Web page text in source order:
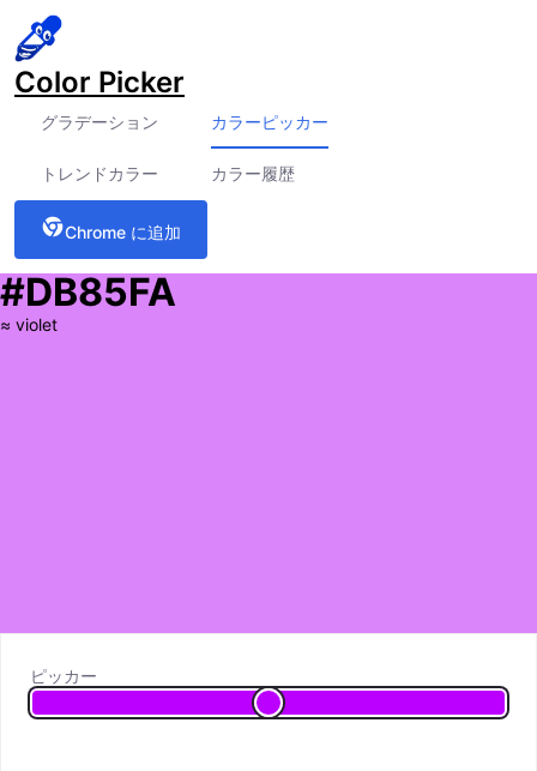
Color Picker
グラデーション カラーピッカー
トレンドカラー カラー履歴
Chrome に追加
#DB85FA
≈ violet
ピッカー